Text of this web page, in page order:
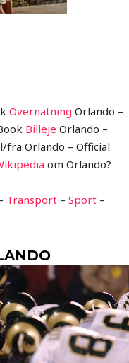
Overnatning Orlando –
Billeje Orlando –
fra Orlando – Official
om Orlando?
Transport – Sport –